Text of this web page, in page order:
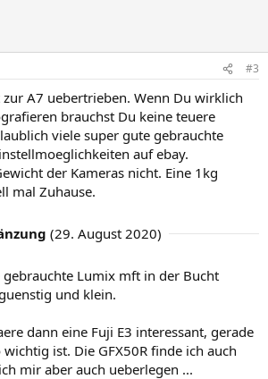
#3
A7 uebertrieben. Wenn Du wirklich
brauchst Du keine teuere
viele super gute gebrauchte
auf ebay.
der Kameras nicht. Eine 1kg
mal Zuhause.
(29. August 2020)
Lumix mft in der Bucht
und klein.
dann eine Fuji E3 interessant, gerade
ist. Die GFX50R finde ich auch
mir aber auch ueberlegen ...